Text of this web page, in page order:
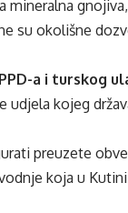
mineralna
su okolišne
a i turskog
udjela kojeg
preuzete
koja u